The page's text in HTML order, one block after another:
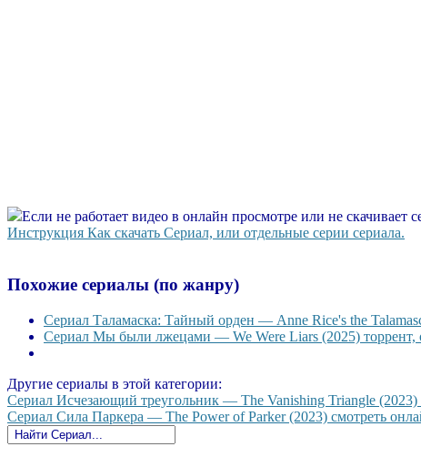
Если не работает видео в онлайн просмотре или не скачивает
Инструкция Как скачать Сериал, или отдельные серии сериала.
Похожие сериалы (по жанру)
Сериал Таламаска: Тайный орден — Anne Rice's the
Сериал Мы были лжецами — We Were Liars (2025) торрент,
Другие сериалы в этой категории:
Сериал Исчезающий треугольник — The Vanishing Triangle (2023)
Сериал Сила Паркера — The Power of Parker (2023) смотреть